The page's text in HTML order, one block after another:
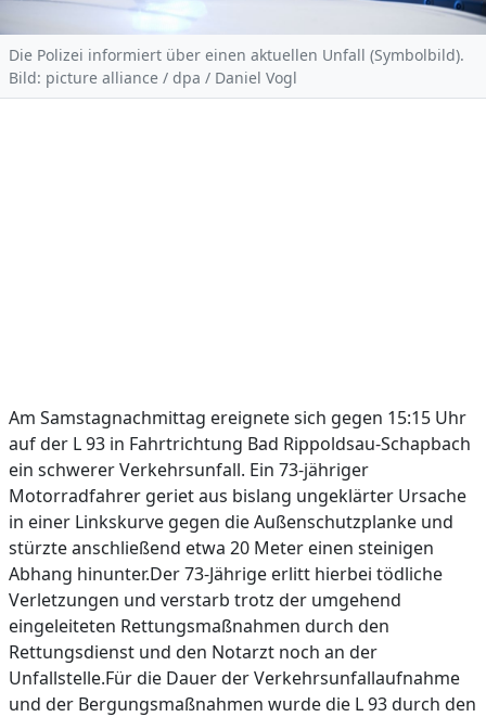
Die Polizei informiert über einen aktuellen Unfall (Symbolbild).
Bild: picture alliance / dpa / Daniel Vogl
Am Samstagnachmittag ereignete sich gegen 15:15 Uhr
auf der L 93 in Fahrtrichtung Bad Rippoldsau-Schapbach
ein schwerer Verkehrsunfall. Ein 73-jähriger
Motorradfahrer geriet aus bislang ungeklärter Ursache
in einer Linkskurve gegen die Außenschutzplanke und
stürzte anschließend etwa 20 Meter einen steinigen
Abhang hinunter.Der 73-Jährige erlitt hierbei tödliche
Verletzungen und verstarb trotz der umgehend
eingeleiteten Rettungsmaßnahmen durch den
Rettungsdienst und den Notarzt noch an der
Unfallstelle.Für die Dauer der Verkehrsunfallaufnahme
und der Bergungsmaßnahmen wurde die L 93 durch den